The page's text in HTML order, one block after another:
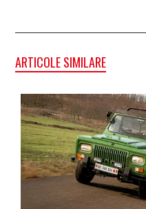
ARTICOLE SIMILARE